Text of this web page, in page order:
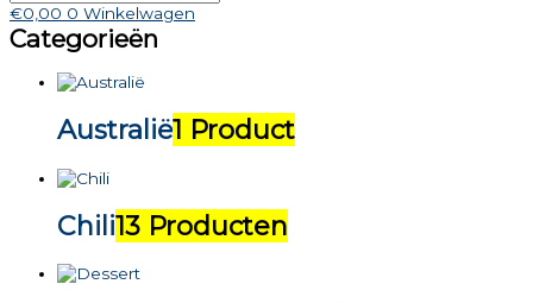
€0,00 0 Winkelwagen
Categorieën
Australië1 Product
Chili13 Producten